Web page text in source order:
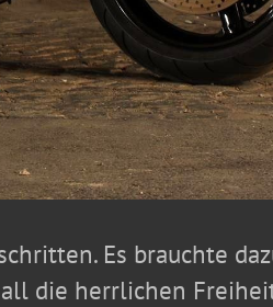
Es brauchte
die herrlichen